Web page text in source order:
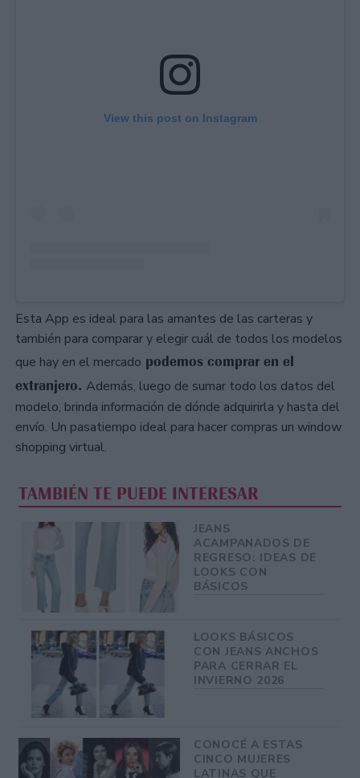
View this post on Instagram
Esta App es ideal para las amantes de las carteras y
también para comparar y elegir cuál de todos los modelos
que hay en el mercado podemos comprar en el
extranjero. Además, luego de sumar todo los datos del
modelo, brinda información de dónde adquirirla y hasta del
envío. Un pasatiempo ideal para hacer compras un window
shopping virtual.
TAMBIÉN TE PUEDE INTERESAR
JEANS
ACAMPANADOS DE
REGRESO: IDEAS DE
LOOKS CON
BÁSICOS
LOOKS BÁSICOS
CON JEANS ANCHOS
PARA CERRAR EL
INVIERNO 2026
CONOCÉ A ESTAS
CINCO MUJERES
LATINAS QUE